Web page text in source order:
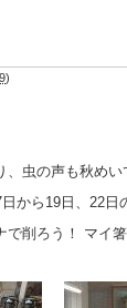
)
虫の声も秋めい
から19日、22日
削ろう！ マイ